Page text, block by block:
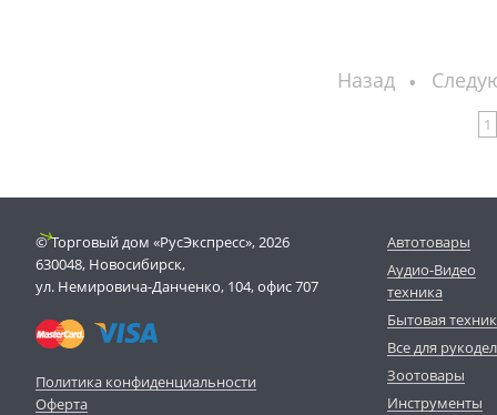
Назад
1
© Торговый дом «РусЭкспресс», 2026
630048, Новосибирск,
ул. Немировича-Данченко, 104, офис 707
Политика конфиденциальности
Оферта
Автотовары
Аудио-Видео
техника
Бытовая
Все для
Зоотовары
Инструменты